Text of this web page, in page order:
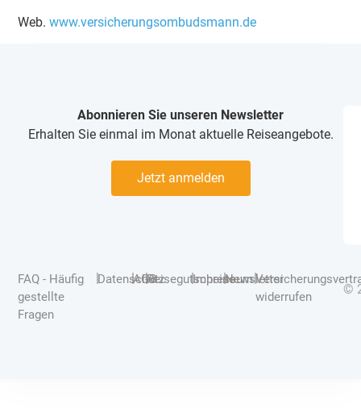
Web.www.versicherungsombudsmann.de
Abonnieren Sie unseren Newsletter
Erhalten Sie einmal im Monat aktuelle Reiseangebote.
Jetzt anmelden
FAQ - Häufig
gestellte
Fragen
|Datenschutz
|AGB
|Reisegutscheine
|Impressum
|Newsletter
|
widerrufen
©